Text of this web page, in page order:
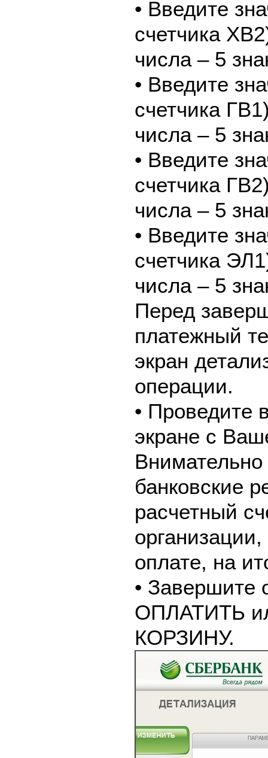
• Введите
счетчика
числа – 5
• Введите
счетчика
числа – 5
• Введите
счетчика
числа – 5
• Введите
счетчика
числа – 5
Перед
платежный
экран
операции.
• Проведите
экране с
банковские
расчетный
оплате, на
• Завершите
ОПЛАТИТЬ
КОРЗИНУ.